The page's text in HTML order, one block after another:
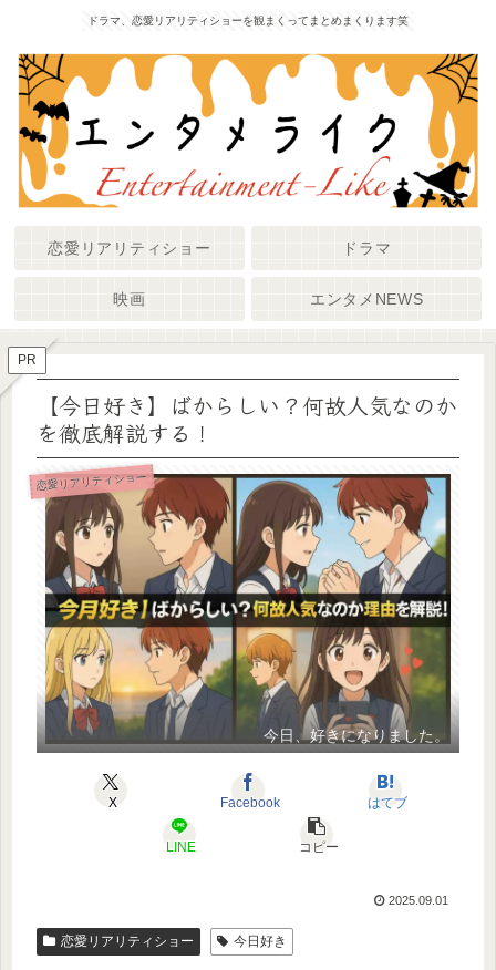
ドラマ、恋愛リアリティショーを観まくってまとめまくります笑
恋愛リアリティショー ドラマ
映画 エンタメNEWS
PR
【今日好き】ばからしい？何故人気なのか
を徹底解説する！
恋愛リアリティショー
今日、好きになりました。
X Facebook はてブ
LINE コピー
2025.09.01
恋愛リアリティショー 今日好き